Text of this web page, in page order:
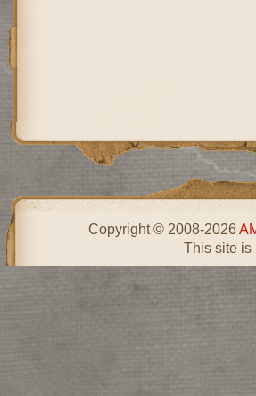
Copyright © 2008-2026
This site is